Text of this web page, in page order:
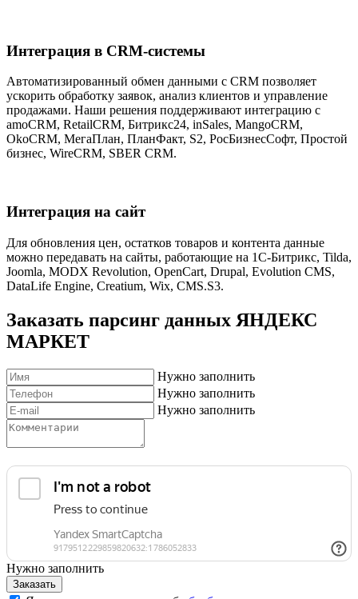
Интеграция в CRM-системы
Автоматизированный обмен данными с CRM позволяет
ускорить обработку заявок, анализ клиентов и управление
продажами. Наши решения поддерживают интеграцию с
amoCRM, RetailCRM, Битрикс24, inSales, MangoCRM,
OkoCRM, МегаПлан, ПланФакт, S2, РосБизнесСофт, Простой
бизнес, WireCRM, SBER CRM.
Интеграция на сайт
Для обновления цен, остатков товаров и контента данные
можно передавать на сайты, работающие на 1С-Битрикс, Tilda,
Joomla, MODX Revolution, OpenCart, Drupal, Evolution CMS,
DataLife Engine, Creatium, Wix, CMS.S3.
Заказать парсинг данных ЯНДЕКС
МАРКЕТ
Нужно заполнить
Нужно заполнить
Нужно заполнить
Нужно заполнить
Заказать